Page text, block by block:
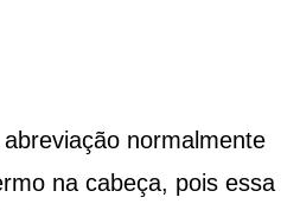
normalmente
na cabeça, pois essa